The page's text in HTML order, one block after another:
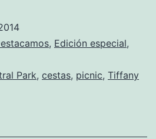
, Edición especial,
Park, cestas, picnic, Tiffany